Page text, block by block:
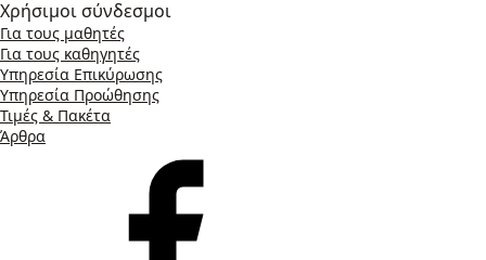
Χρήσιμοι σύνδεσμοι
Για τους μαθητές
Για τους καθηγητές
Υπηρεσία Επικύρωσης
Υπηρεσία Προώθησης
Τιμές & Πακέτα
Άρθρα